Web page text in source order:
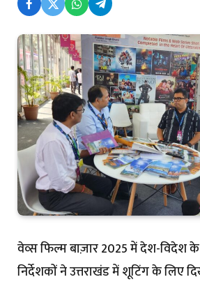
वेव्स फिल्म बाज़ार 2025 में देश-विदेश के
निर्देशकों ने उत्तराखंड में शूटिंग के लिए